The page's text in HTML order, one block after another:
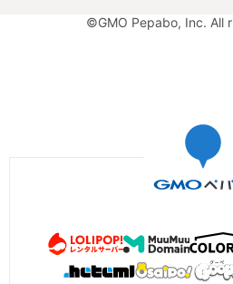
©GMO Pepabo, Inc. All